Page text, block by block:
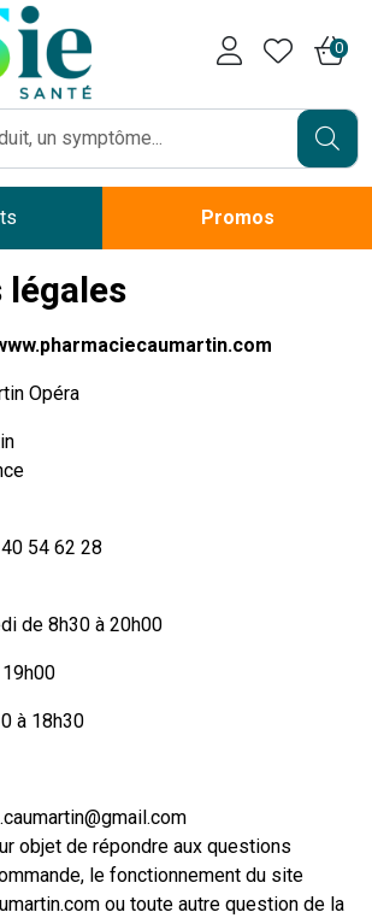
0
Promos
Opéra
54 62 28
de 8h30 à 20h00
à 18h30
objet de répondre aux questions
le fonctionnement du site
ou toute autre question de la